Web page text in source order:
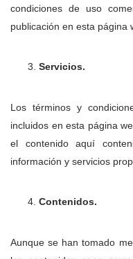
condiciones de uso
publicación en esta página
Servicios.
Los términos y
incluidos en esta página
el contenido aquí
información y servicios
Contenidos.
Aunque se han tomado